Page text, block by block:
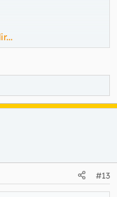
para aproximarse
propios agentes
el coche policial
#13